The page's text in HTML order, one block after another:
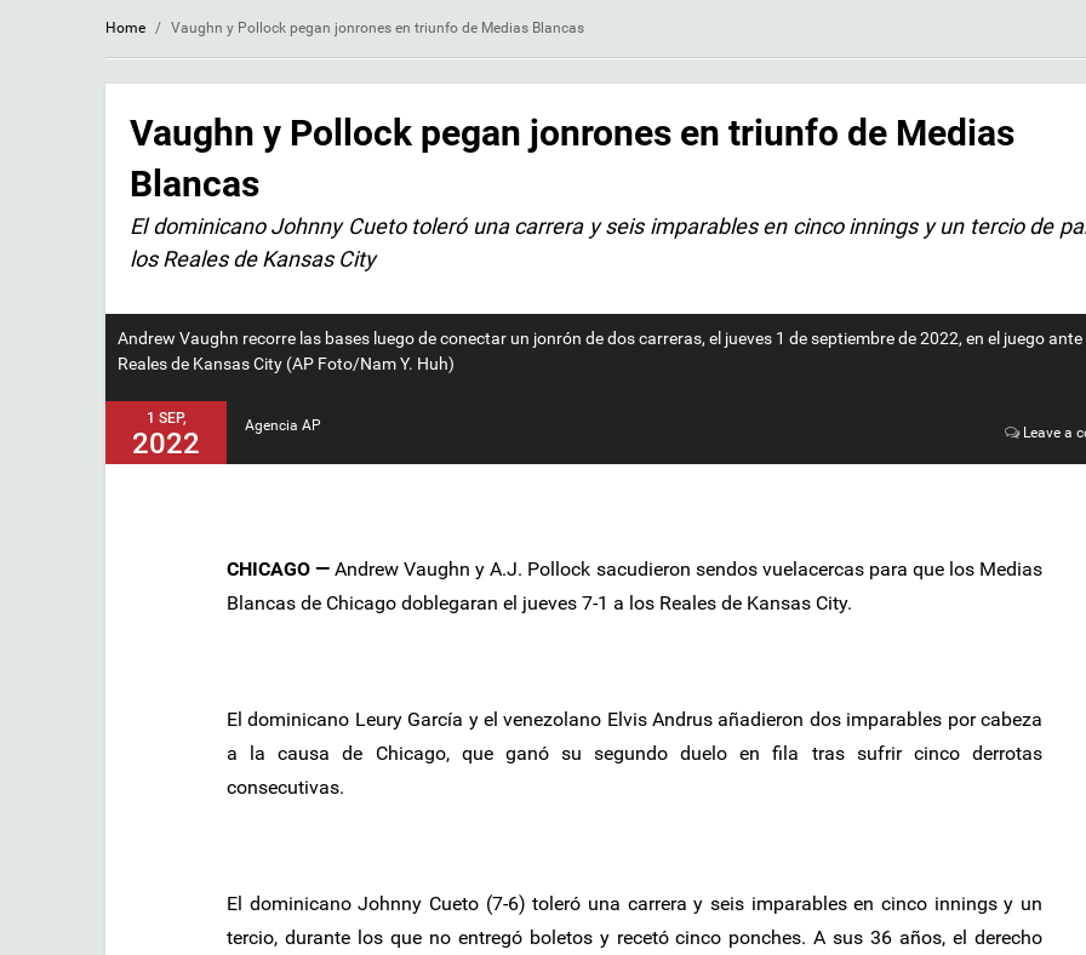
Home / Vaughn y Pollock pegan jonrones en triunfo de Medias Blancas
Vaughn y Pollock pegan jonrones en triunfo de Medias
Blancas
El dominicano Johnny Cueto toleró una carrera y seis imparables en cinco innings y un tercio de
los Reales de Kansas City
Andrew Vaughn recorre las bases luego de conectar un jonrón de dos carreras, el jueves 1 de septiembre de 2022, en el juego ante
Reales de Kansas City (AP Foto/Nam Y. Huh)
1 SEP,
2022
Agencia AP Leave a
CHICAGO — Andrew Vaughn y A.J. Pollock sacudieron sendos vuelacercas para que los Medias
Blancas de Chicago doblegaran el jueves 7-1 a los Reales de Kansas City.
El dominicano Leury García y el venezolano Elvis Andrus añadieron dos imparables por cabeza
a la causa de Chicago, que ganó su segundo duelo en fila tras sufrir cinco derrotas
consecutivas.
El dominicano Johnny Cueto (7-6) toleró una carrera y seis imparables en cinco innings y un
tercio, durante los que no entregó boletos y recetó cinco ponches. A sus 36 años, el derecho